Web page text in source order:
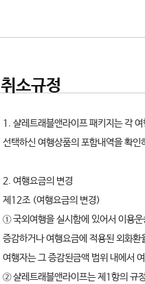
취소규정
1. 샬레트래블앤라이프 패키지는 각
선택하신 여행상품의 포함내역을 확인
2. 여행요금의 변경
제12조 (여행요금의 변경)
① 국외여행을 실시함에 있어서 이용
증감하거나 여행요금에 적용된 외화
여행자는 그 증감된금액 범위 내에서
② 샬레트래블앤라이프는 제1항의 규